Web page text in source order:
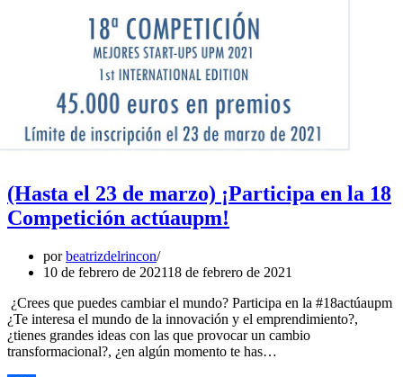
(Hasta el 23 de marzo) ¡Participa en la 18
Competición actúaupm!
porbeatrizdelrincon
10 de febrero de 202118 de febrero de 2021
¿Crees que puedes cambiar el mundo? Participa en la #18actúaupm
¿Te interesa el mundo de la innovación y el emprendimiento?,
¿tienes grandes ideas con las que provocar un cambio
transformacional?, ¿en algún momento te has…